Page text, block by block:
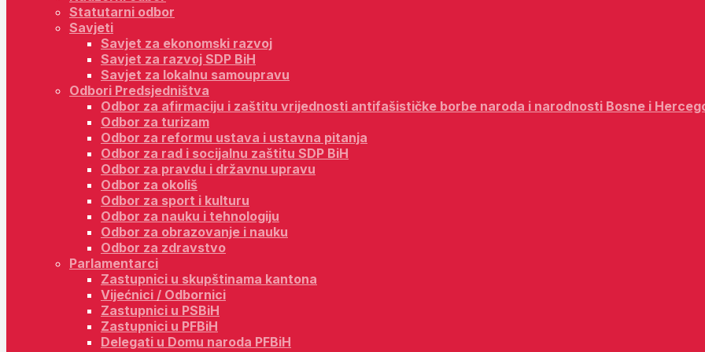
Statutarni odbor
Savjeti
Savjet za ekonomski razvoj
Savjet za razvoj SDP BiH
Savjet za lokalnu samoupravu
Odbori Predsjedništva
Odbor za afirmaciju i zaštitu vrijednosti antifašističke borbe naroda i narodnosti Bosne i
Odbor za turizam
Odbor za reformu ustava i ustavna pitanja
Odbor za rad i socijalnu zaštitu SDP BiH
Odbor za pravdu i državnu upravu
Odbor za okoliš
Odbor za sport i kulturu
Odbor za nauku i tehnologiju
Odbor za obrazovanje i nauku
Odbor za zdravstvo
Parlamentarci
Zastupnici u skupštinama kantona
Vijećnici / Odbornici
Zastupnici u PSBiH
Zastupnici u PFBiH
Delegati u Domu naroda PFBiH